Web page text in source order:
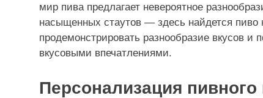
мир пива предлагает невероятное
насыщенных стаутов — здесь найдется
продемонстрировать разнообразие вкусов
вкусовыми впечатлениями.
Персонализация пивного